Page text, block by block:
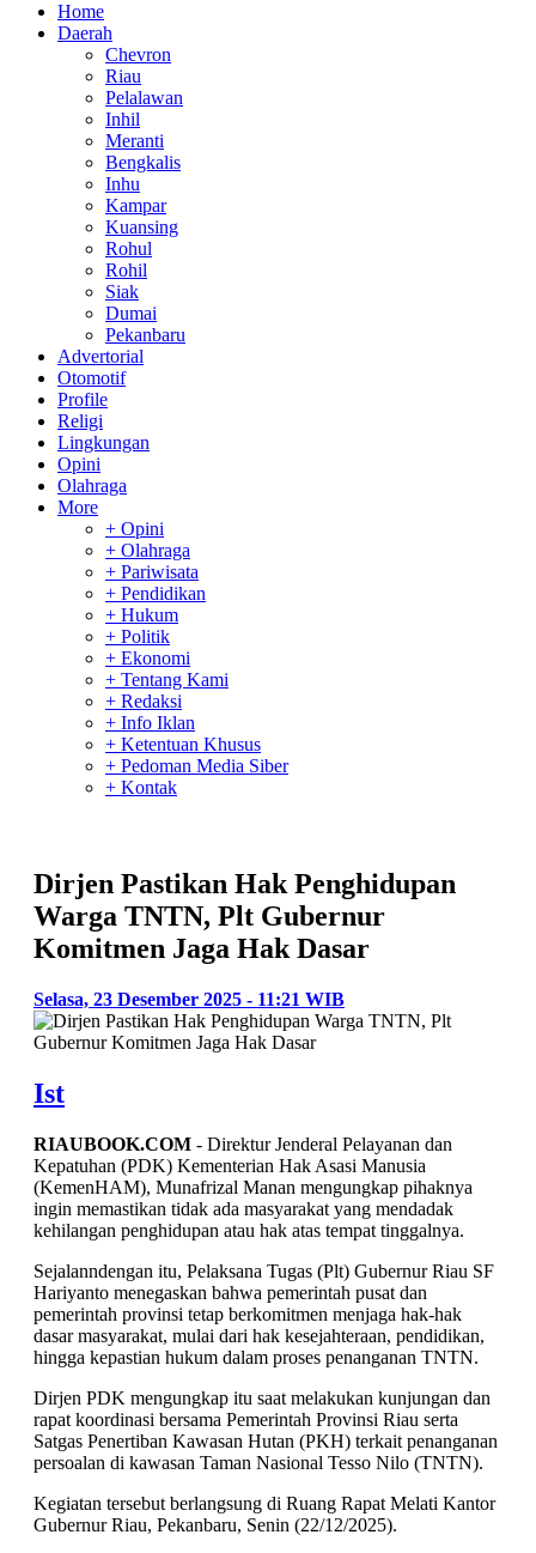
Home
Daerah
Chevron
Riau
Pelalawan
Inhil
Meranti
Bengkalis
Inhu
Kampar
Kuansing
Rohul
Rohil
Siak
Dumai
Pekanbaru
Advertorial
Otomotif
Profile
Religi
Lingkungan
Opini
Olahraga
More
+ Opini
+ Olahraga
+ Pariwisata
+ Pendidikan
+ Hukum
+ Politik
+ Ekonomi
+ Tentang Kami
+ Redaksi
+ Info Iklan
+ Ketentuan Khusus
+ Pedoman Media Siber
+ Kontak
Dirjen Pastikan Hak Penghidupan
Warga TNTN, Plt Gubernur
Komitmen Jaga Hak Dasar
Selasa, 23 Desember 2025 - 11:21 WIB
Ist
RIAUBOOK.COM - Direktur Jenderal Pelayanan dan
Kepatuhan (PDK) Kementerian Hak Asasi Manusia
(KemenHAM), Munafrizal Manan mengungkap pihaknya
ingin memastikan tidak ada masyarakat yang mendadak
kehilangan penghidupan atau hak atas tempat tinggalnya.
Sejalanndengan itu, Pelaksana Tugas (Plt) Gubernur Riau SF
Hariyanto menegaskan bahwa pemerintah pusat dan
pemerintah provinsi tetap berkomitmen menjaga hak-hak
dasar masyarakat, mulai dari hak kesejahteraan, pendidikan,
hingga kepastian hukum dalam proses penanganan TNTN.
Dirjen PDK mengungkap itu saat melakukan kunjungan dan
rapat koordinasi bersama Pemerintah Provinsi Riau serta
Satgas Penertiban Kawasan Hutan (PKH) terkait penanganan
persoalan di kawasan Taman Nasional Tesso Nilo (TNTN).
Kegiatan tersebut berlangsung di Ruang Rapat Melati Kantor
Gubernur Riau, Pekanbaru, Senin (22/12/2025).